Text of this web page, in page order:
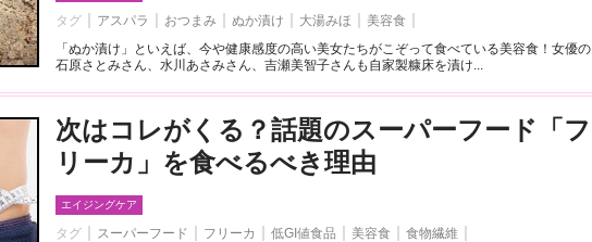
タグ アスパラ おつまみ ぬか漬け 大湯みほ
美容食
「ぬか漬け」といえば、今や健康感度の高い美女たちがこぞって食べている美容食！女優の
石原さとみさん、水川あさみさん、吉瀬美智子さんも自家製糠床を漬け...
次はコレがくる？話題のスーパーフード「フ
リーカ」を食べるべき理由
エイジングケア
タグ スーパーフード フリーカ 低GI値食品 美容食
食物繊維